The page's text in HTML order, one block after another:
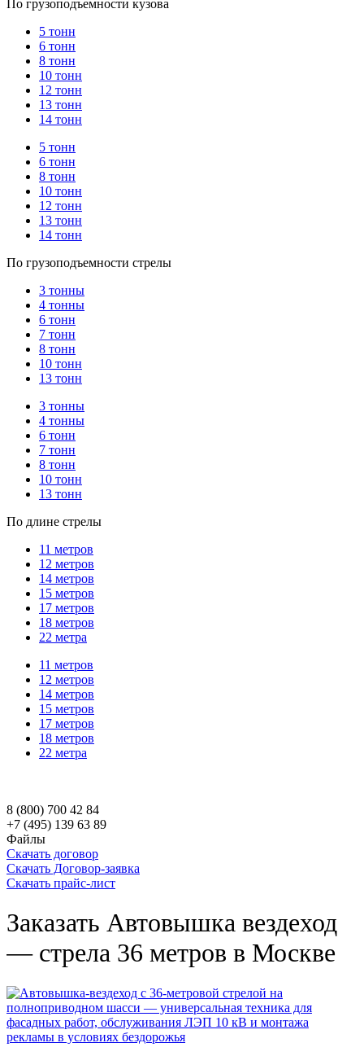
По грузоподъемности кузова
5 тонн
6 тонн
8 тонн
10 тонн
12 тонн
13 тонн
14 тонн
5 тонн
6 тонн
8 тонн
10 тонн
12 тонн
13 тонн
14 тонн
По грузоподъемности стрелы
3 тонны
4 тонны
6 тонн
7 тонн
8 тонн
10 тонн
13 тонн
3 тонны
4 тонны
6 тонн
7 тонн
8 тонн
10 тонн
13 тонн
По длине стрелы
11 метров
12 метров
14 метров
15 метров
17 метров
18 метров
22 метра
11 метров
12 метров
14 метров
15 метров
17 метров
18 метров
22 метра
8 (800) 700 42 84
+7 (495) 139 63 89
Файлы
Скачать договор
Скачать Договор-заявка
Скачать прайс-лист
Заказать Автовышка вездеход
— стрела 36 метров в Москве